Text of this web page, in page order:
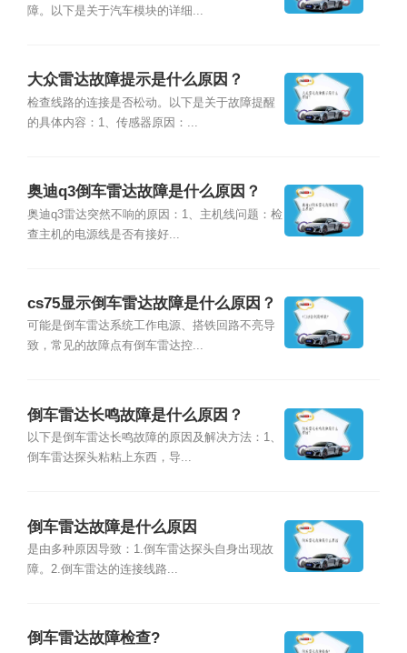
障。以下是关于汽车模块的详细...
大众雷达故障提示是什么原因？
检查线路的连接是否松动。以下是关于故障提醒
的具体内容：1、传感器原因：...
奥迪q3倒车雷达故障是什么原因？
奥迪q3雷达突然不响的原因：1、主机线问题：检
查主机的电源线是否有接好...
cs75显示倒车雷达故障是什么原因？
可能是倒车雷达系统工作电源、搭铁回路不亮导
致，常见的故障点有倒车雷达控...
倒车雷达长鸣故障是什么原因？
以下是倒车雷达长鸣故障的原因及解决方法：1、
倒车雷达探头粘粘上东西，导...
倒车雷达故障是什么原因
是由多种原因导致：1.倒车雷达探头自身出现故
障。2.倒车雷达的连接线路...
倒车雷达故障检查?